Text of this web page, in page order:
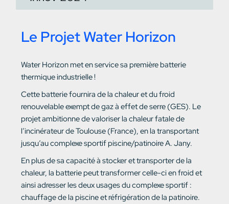
Le Projet Water Horizon
Water Horizon met en service sa première batterie
thermique industrielle !
Cette batterie fournira de la chaleur et du froid
renouvelable exempt de gaz à effet de serre (GES). Le
projet ambitionne de valoriser la chaleur fatale de
l’incinérateur de Toulouse (France), en la transportant
jusqu’au complexe sportif piscine/patinoire A. Jany.
En plus de sa capacité à stocker et transporter de la
chaleur, la batterie peut transformer celle-ci en froid et
ainsi adresser les deux usages du complexe sportif :
chauffage de la piscine et réfrigération de la patinoire.